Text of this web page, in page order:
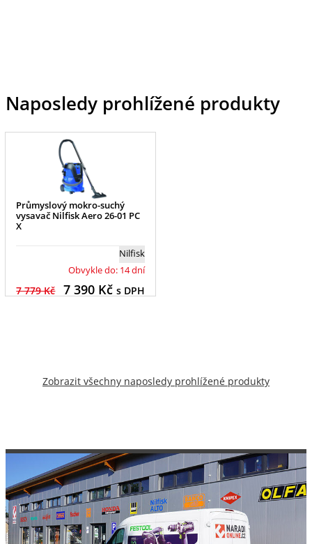
Naposledy prohlížené produkty
Průmyslový mokro-suchý
vysavač Nilfisk Aero 26-01 PC
X
Nilfisk
Obvykle do: 14 dní
7 779 Kč 7 390Kč s DPH
Zobrazit všechny naposledy prohlížené produkty